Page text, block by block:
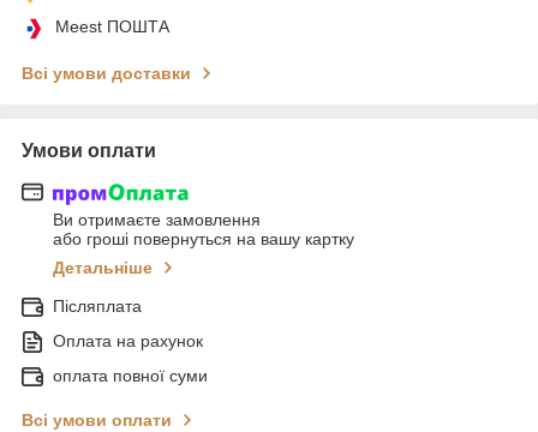
Meest ПОШТА
Всі умови доставки
Умови оплати
Ви отримаєте замовлення
або гроші повернуться на вашу картку
Детальніше
Післяплата
Оплата на рахунок
оплата повної суми
Всі умови оплати